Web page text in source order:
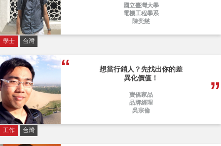
國立臺灣大學
電機工程學系
陳奕慈
學士 台灣
想當行銷人？先找出你的差
異化價值！
寶僑家品
品牌經理
吳宗倫
工作 台灣